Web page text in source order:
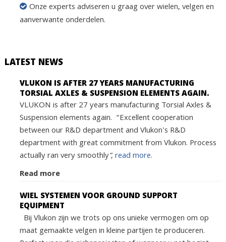
Onze experts adviseren u graag over wielen, velgen en
aanverwante onderdelen.
LATEST NEWS
VLUKON IS AFTER 27 YEARS MANUFACTURING
TORSIAL AXLES & SUSPENSION ELEMENTS AGAIN.
VLUKON is after 27 years manufacturing Torsial Axles &
Suspension elements again. “Excellent cooperation
between our R&D department and Vlukon's R&D
department with great commitment from Vlukon. Process
actually ran very smoothly”,read more.
Read more
WIEL SYSTEMEN VOOR GROUND SUPPORT
EQUIPMENT
Bij Vlukon zijn we trots op ons unieke vermogen om op
maat gemaakte velgen in kleine partijen te produceren.